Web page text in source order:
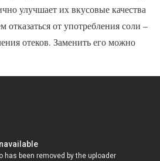
улучшает их вкусовые качества
отказаться от употребления соли –
отеков. Заменить его можно